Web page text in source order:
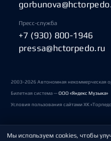
Пресс-служба
+7 (930) 800-1946
pressa@hctorpedo.ru
2003-2026 Автономная некоммерческая
Билетная система —ООО «Яндекс Музыка»
Условия пользования сайтами ХК
Политика обработки персональных данных
Мы используем cookies, чтобы